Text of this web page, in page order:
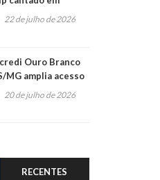
e inglês
22 de julho de 2026
Ouro Branco
MG amplia acesso
show dos 45 anos
mais associados
20 de julho de 2026
RECENTES